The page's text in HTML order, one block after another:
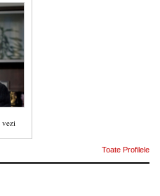
vezi
Toate Profilele